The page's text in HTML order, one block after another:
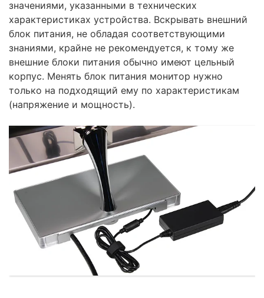
значениями, указанными в технических
характеристиках устройства. Вскрывать внешний
блок питания, не обладая соответствующими
знаниями, крайне не рекомендуется, к тому же
внешние блоки питания обычно имеют цельный
корпус. Менять блок питания монитор нужно
только на подходящий ему по характеристикам
(напряжение и мощность).